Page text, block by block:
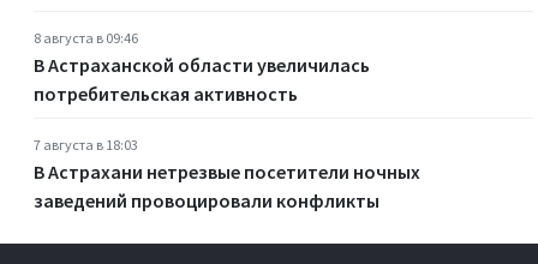
8 августа в 09:46
В Астраханской области увеличилась
потребительская активность
7 августа в 18:03
В Астрахани нетрезвые посетители ночных
заведений провоцировали конфликты